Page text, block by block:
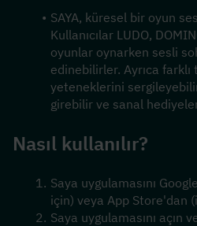
SAYA, küresel bir oyun
Kullanıcılar LUDO,
oyunlar oynarken sesli
edinebilirler. Ayrıca
yeteneklerini
girebilir ve sanal
Nasıl kullanılır?
Saya uygulamasını
için) veya App Store'dan
Saya uygulamasını açın